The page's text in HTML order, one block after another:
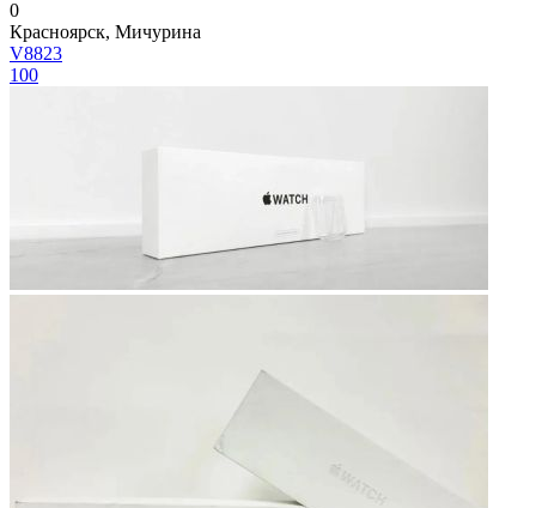
0
Красноярск, Мичурина
V8823
100